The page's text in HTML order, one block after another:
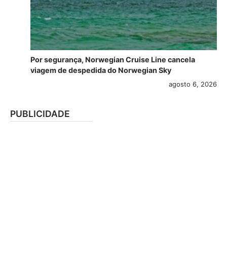
Por segurança, Norwegian Cruise Line cancela
viagem de despedida do Norwegian Sky
agosto 6, 2026
PUBLICIDADE